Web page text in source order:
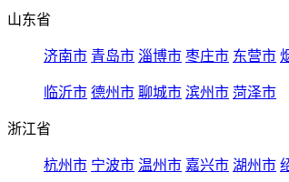
山东省
济南市 青岛市 淄博市 枣庄市 东营市
临沂市 德州市 聊城市 滨州市 菏泽市
浙江省
杭州市 宁波市 温州市 嘉兴市 湖州市